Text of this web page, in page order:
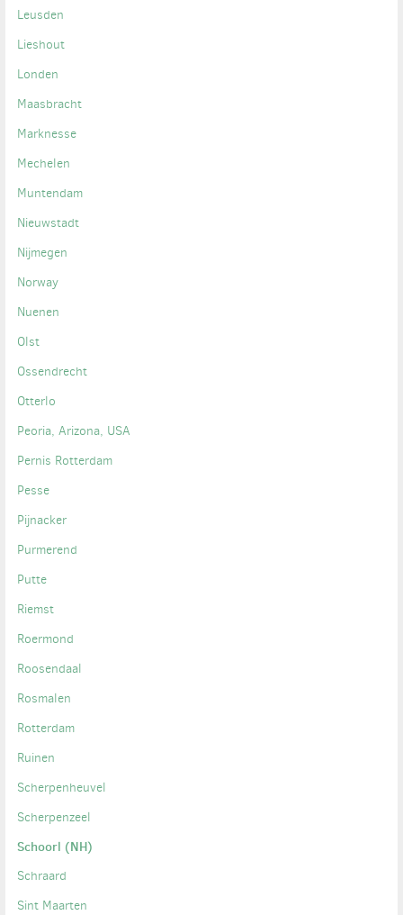
Leusden
Lieshout
Londen
Maasbracht
Marknesse
Mechelen
Muntendam
Nieuwstadt
Nijmegen
Norway
Nuenen
Olst
Ossendrecht
Otterlo
Peoria, Arizona, USA
Pernis Rotterdam
Pesse
Pijnacker
Purmerend
Putte
Riemst
Roermond
Roosendaal
Rosmalen
Rotterdam
Ruinen
Scherpenheuvel
Scherpenzeel
Schoorl (NH)
Schraard
Sint Maarten